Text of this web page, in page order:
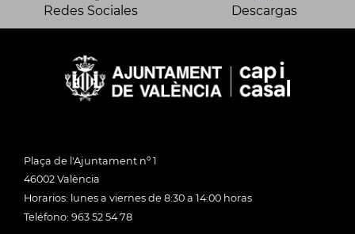
Redes Sociales Descargas
Plaça de l'Ajuntament nº 1
46002 València
Horarios: lunes a viernes de 8:30 a 14:00 horas
Teléfono: 963 52 54 78